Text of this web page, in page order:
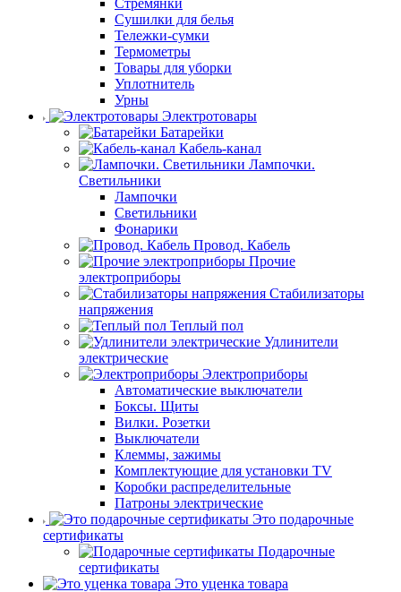
Стремянки
Сушилки для белья
Тележки-сумки
Термометры
Товары для уборки
Уплотнитель
Урны
Электротовары
Батарейки
Кабель-канал
Лампочки.
Светильники
Лампочки
Светильники
Фонарики
Провод. Кабель
Прочие
электроприборы
Стабилизаторы
напряжения
Теплый пол
Удлинители
электрические
Электроприборы
Автоматические выключатели
Боксы. Щиты
Вилки. Розетки
Выключатели
Клеммы, зажимы
Комплектующие для установки TV
Коробки распределительные
Патроны электрические
Это подарочные
сертификаты
Подарочные
сертификаты
Это уценка товара